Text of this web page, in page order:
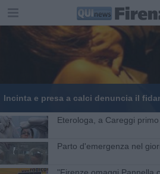
Incinta e presa a calci denuncia il
Eterologa, a Careggi
Parto d'emergenza nel
"Firenze omaggi Pannella